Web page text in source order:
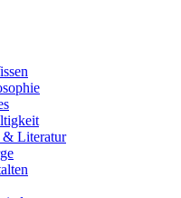
& Literatur